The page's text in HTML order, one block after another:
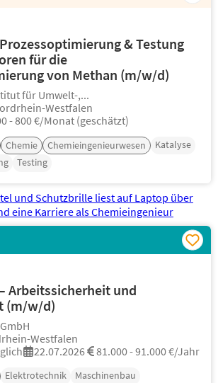
& Testung
für die
von Methan (m/w/d)
für Umwelt-,...
Westfalen
- 800 €/Monat (geschätzt)
Chemie Chemieingenieurwesen
Katalyse
Testing
Arbeitssicherheit und
(m/w/d)
Westfalen
22.07.2026 81.000 - 91.000 €/Jahr
Elektrotechnik
Maschinenbau